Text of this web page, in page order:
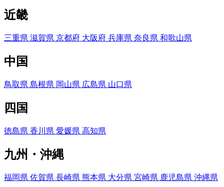
近畿
三重県 滋賀県 京都府 大阪府 兵庫県 奈良県 和歌山県
中国
鳥取県 島根県 岡山県 広島県 山口県
四国
徳島県 香川県 愛媛県 高知県
九州・沖縄
福岡県 佐賀県 長崎県 熊本県 大分県 宮崎県 鹿児島県 沖縄県